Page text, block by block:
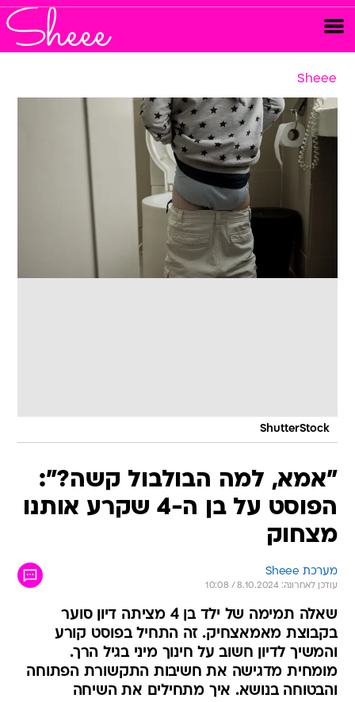
Sheee
ShutterStock
"אמא, למה הבולבול קשה?":
הפוסט על בן ה-4 שקרע אותנו
מצחוק
מערכת Sheee
עודכן לאחרונה: 8.10.2024 / 10:08
שאלה תמימה של ילד בן 4 מציתה דיון סוער
בקבוצת מאמאצחיק. זה התחיל בפוסט קורע
והמשיך לדיון חשוב על חינוך מיני בגיל הרך.
מומחית מדגישה את חשיבות התקשורת הפתוחה
והבטוחה בנושא. איך מתחילים את השיחה